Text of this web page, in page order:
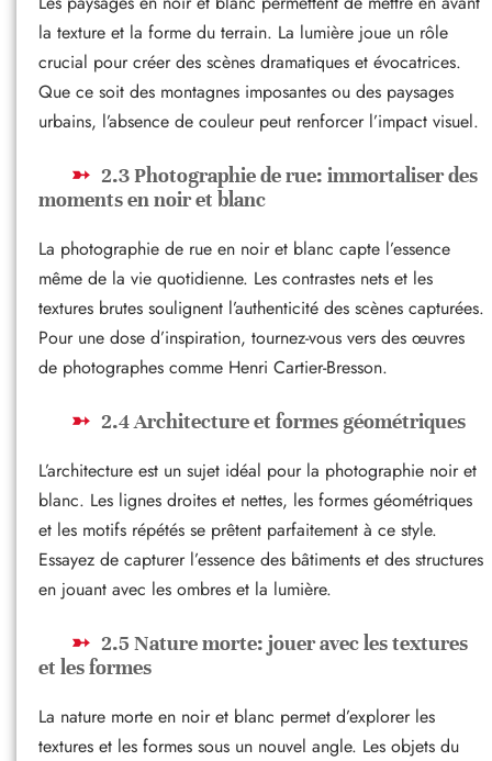
la texture et la forme du terrain. La lumière joue un rôle
crucial pour créer des scènes dramatiques et évocatrices.
Que ce soit des montagnes imposantes ou des paysages
urbains, l’absence de couleur peut renforcer l’impact visuel.
2.3 Photographie de rue: immortaliser des
moments en noir et blanc
La photographie de rue en noir et blanc capte l’essence
même de la vie quotidienne. Les contrastes nets et les
textures brutes soulignent l’authenticité des scènes capturées.
Pour une dose d’inspiration, tournez-vous vers des œuvres
de photographes comme Henri Cartier-Bresson.
2.4 Architecture et formes géométriques
L’architecture est un sujet idéal pour la photographie noir et
blanc. Les lignes droites et nettes, les formes géométriques
et les motifs répétés se prêtent parfaitement à ce style.
Essayez de capturer l’essence des bâtiments et des structures
en jouant avec les ombres et la lumière.
2.5 Nature morte: jouer avec les textures
et les formes
La nature morte en noir et blanc permet d’explorer les
textures et les formes sous un nouvel angle. Les objets du